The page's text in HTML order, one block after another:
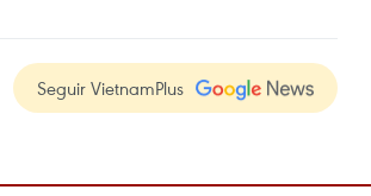
Seguir VietnamPlus